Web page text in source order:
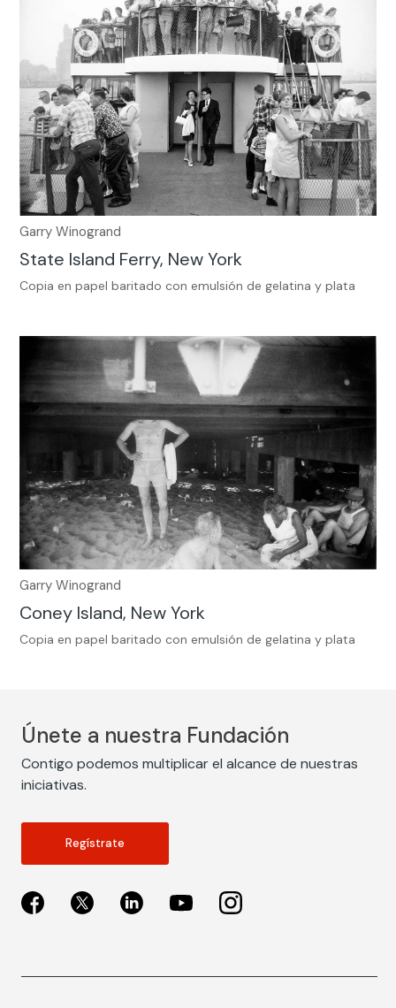
Garry Winogrand
State Island Ferry, New York
Copia en papel baritado con emulsión de gelatina y plata
Garry Winogrand
Coney Island, New York
Copia en papel baritado con emulsión de gelatina y plata
Únete a nuestra Fundación
Contigo podemos multiplicar el alcance de nuestras
iniciativas.
Regístrate